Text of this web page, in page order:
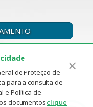
de Proteção de
para a consulta de
e Política de
documentos clique
×